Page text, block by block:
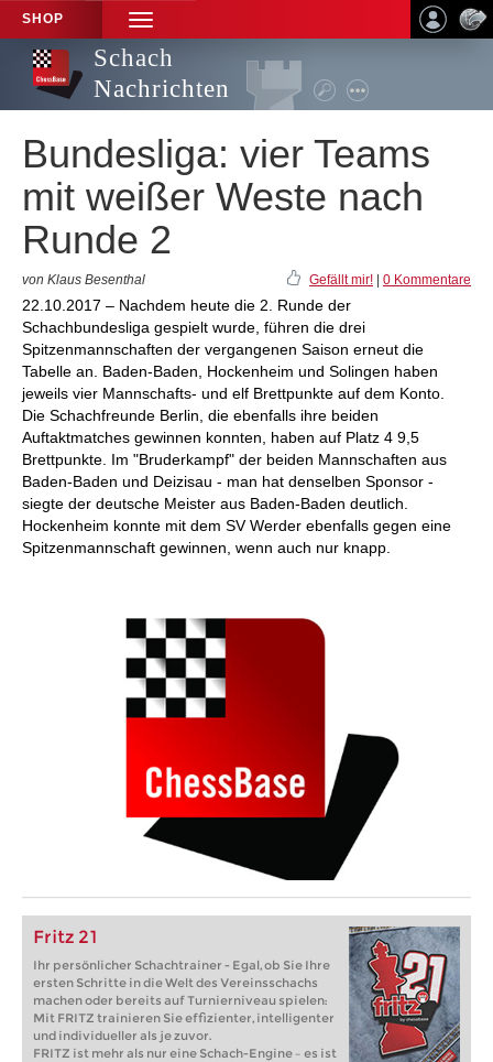
SHOP
TOGGLE
NAVIGATION
Schach
Nachrichten
Bundesliga: vier Teams
mit weißer Weste nach
Runde 2
von Klaus Besenthal Gefällt mir! 0 Kommentare
22.10.2017 – Nachdem heute die 2. Runde der
Schachbundesliga gespielt wurde, führen die drei
Spitzenmannschaften der vergangenen Saison erneut die
Tabelle an. Baden-Baden, Hockenheim und Solingen haben
jeweils vier Mannschafts- und elf Brettpunkte auf dem Konto.
Die Schachfreunde Berlin, die ebenfalls ihre beiden
Auftaktmatches gewinnen konnten, haben auf Platz 4 9,5
Brettpunkte. Im "Bruderkampf" der beiden Mannschaften aus
Baden-Baden und Deizisau - man hat denselben Sponsor -
siegte der deutsche Meister aus Baden-Baden deutlich.
Hockenheim konnte mit dem SV Werder ebenfalls gegen eine
Spitzenmannschaft gewinnen, wenn auch nur knapp.
Fritz 21
Ihr persönlicher Schachtrainer - Egal, ob Sie Ihre
ersten Schritte in die Welt des Vereinsschachs
machen oder bereits auf Turnierniveau spielen:
Mit FRITZ trainieren Sie effizienter, intelligenter
und individueller als je zuvor.
FRITZ ist mehr als nur eine Schach-Engine – es ist